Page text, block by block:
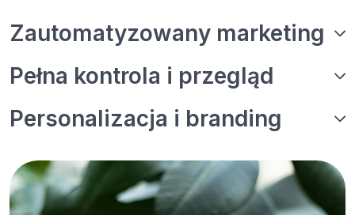
Zautomatyzowany marketing
Pełna kontrola i przegląd
Personalizacja i branding